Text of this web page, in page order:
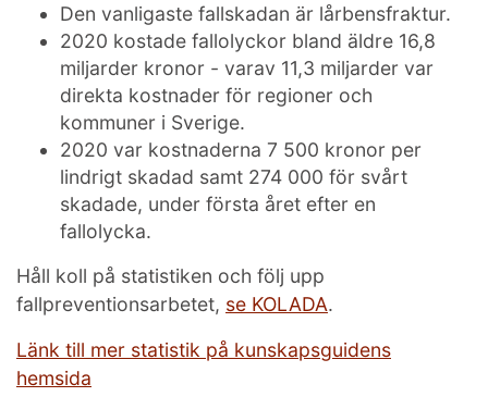
Den vanligaste fallskadan är lårbensfraktur.
2020 kostade fallolyckor bland äldre 16,8
miljarder kronor - varav 11,3 miljarder var
direkta kostnader för regioner och
kommuner i Sverige.
2020 var kostnaderna 7 500 kronor per
lindrigt skadad samt 274 000 för svårt
skadade, under första året efter en
fallolycka.
Håll koll på statistiken och följ upp
fallpreventionsarbetet, se KOLADA.
Länk till mer statistik på kunskapsguidens
hemsida